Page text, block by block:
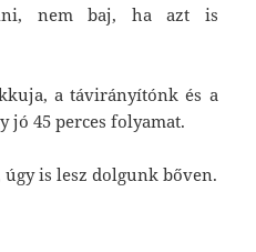
nem baj, ha azt is
a távirányítónk és a
jó 45 perces folyamat.
is lesz dolgunk bőven.